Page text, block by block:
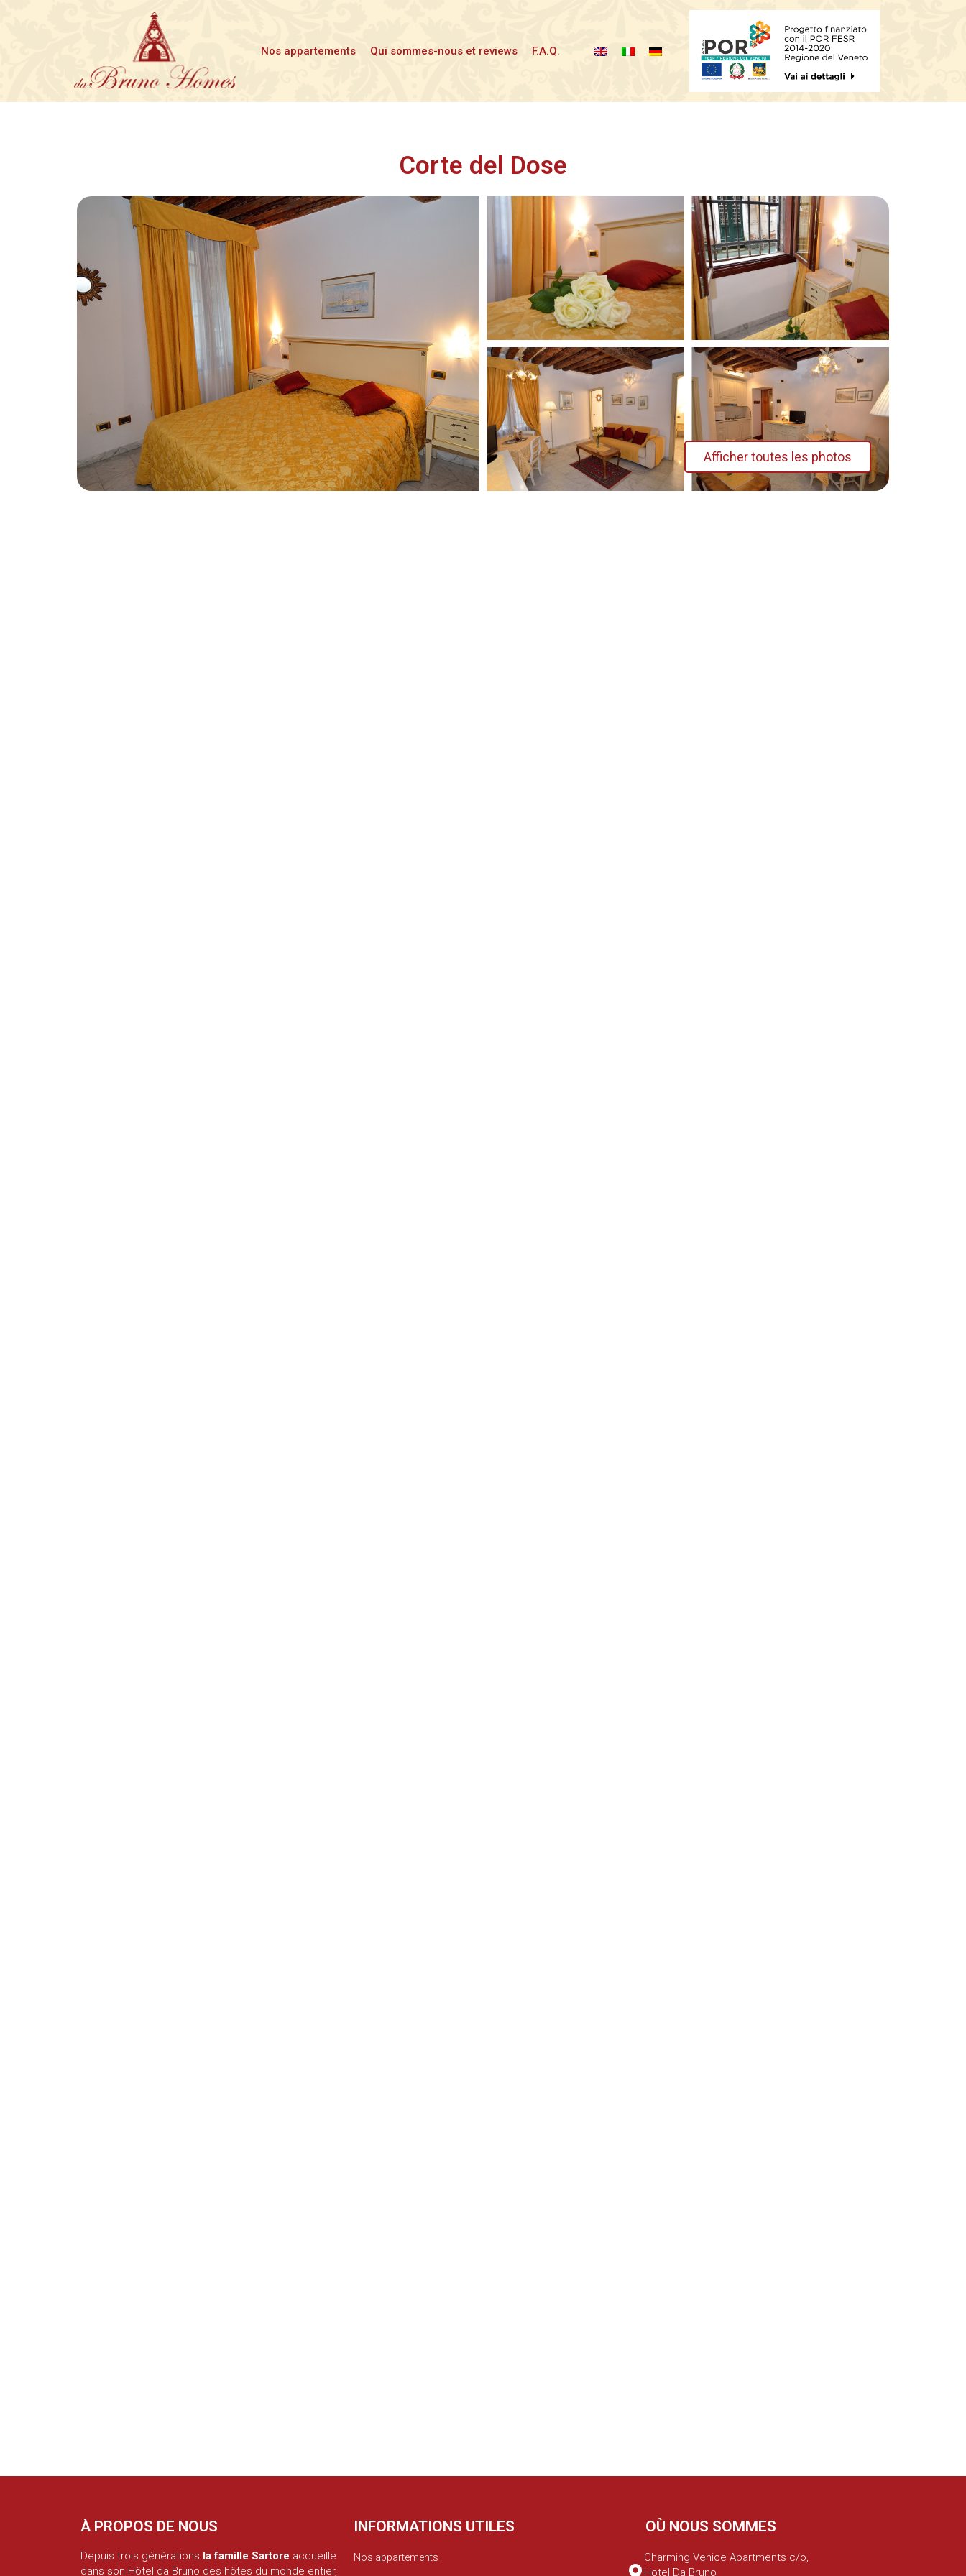
Nos appartements Qui sommes-nous et reviews F.A.Q.
Corte del Dose
Afficher toutes les photos
À PROPOS DE NOUS
Depuis trois générations la famille Sartore accueille
dans son Hôtel da Bruno des hôtes du monde entier,
INFORMATIONS UTILES
Nos appartements
OÙ NOUS SOMMES
Charming Venice Apartments c/o,
Hotel Da Bruno